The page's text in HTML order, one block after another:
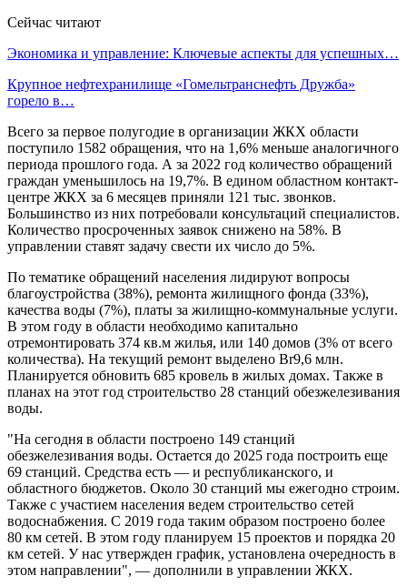
Сейчас читают
Экономика и управление: Ключевые аспекты для успешных…
Крупное нефтехранилище «Гомельтранснефть Дружба»
горело в…
Всего за первое полугодие в организации ЖКХ области
поступило 1582 обращения, что на 1,6% меньше аналогичного
периода прошлого года. А за 2022 год количество обращений
граждан уменьшилось на 19,7%. В едином областном контакт-
центре ЖКХ за 6 месяцев приняли 121 тыс. звонков.
Большинство из них потребовали консультаций специалистов.
Количество просроченных заявок снижено на 58%. В
управлении ставят задачу свести их число до 5%.
По тематике обращений населения лидируют вопросы
благоустройства (38%), ремонта жилищного фонда (33%),
качества воды (7%), платы за жилищно-коммунальные услуги.
В этом году в области необходимо капитально
отремонтировать 374 кв.м жилья, или 140 домов (3% от всего
количества). На текущий ремонт выделено Br9,6 млн.
Планируется обновить 685 кровель в жилых домах. Также в
планах на этот год строительство 28 станций обезжелезивания
воды.
"На сегодня в области построено 149 станций
обезжелезивания воды. Остается до 2025 года построить еще
69 станций. Средства есть — и республиканского, и
областного бюджетов. Около 30 станций мы ежегодно строим.
Также с участием населения ведем строительство сетей
водоснабжения. С 2019 года таким образом построено более
80 км сетей. В этом году планируем 15 проектов и порядка 20
км сетей. У нас утвержден график, установлена очередность в
этом направлении", — дополнили в управлении ЖКХ.